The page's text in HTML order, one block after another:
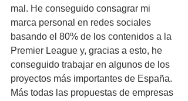
mal. He conseguido consagrar mi
marca personal en redes sociales
basando el 80% de los contenidos a la
Premier League y, gracias a esto, he
conseguido trabajar en algunos de los
proyectos más importantes de España.
Más todas las propuestas de empresas